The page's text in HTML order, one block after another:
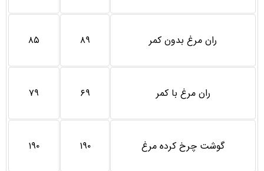
ران مرغ بدون کمر ۸۹ ۸۵
ران مرغ با کمر ۶۹ ۷۹
گوشت چرخ کرده مرغ ۱۹۰ ۱۹۰